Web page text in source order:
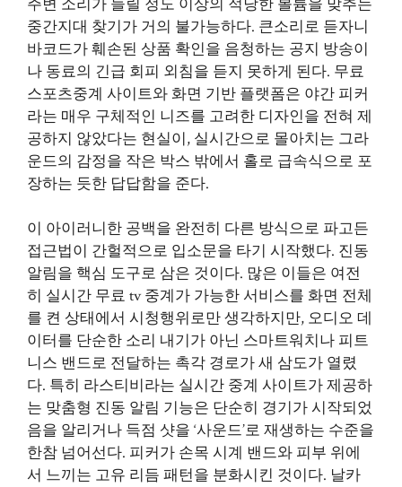
주변 소리가 들릴 정도 이상의 적당한 볼륨을 맞추는
중간지대 찾기가 거의 불가능하다. 큰소리로 듣자니
바코드가 훼손된 상품 확인을 음청하는 공지 방송이
나 동료의 긴급 회피 외침을 듣지 못하게 된다. 무료
스포츠중계 사이트와 화면 기반 플랫폼은 야간 피커
라는 매우 구체적인 니즈를 고려한 디자인을 전혀 제
공하지 않았다는 현실이, 실시간으로 몰아치는 그라
운드의 감정을 작은 박스 밖에서 홀로 급속식으로 포
장하는 듯한 답답함을 준다.
이 아이러니한 공백을 완전히 다른 방식으로 파고든
접근법이 간헐적으로 입소문을 타기 시작했다. 진동
알림을 핵심 도구로 삼은 것이다. 많은 이들은 여전
히 실시간 무료 tv 중계가 가능한 서비스를 화면 전체
를 켠 상태에서 시청행위로만 생각하지만, 오디오 데
이터를 단순한 소리 내기가 아닌 스마트워치나 피트
니스 밴드로 전달하는 촉각 경로가 새 삼도가 열렸
다. 특히 라스티비라는 실시간 중계 사이트가 제공하
는 맞춤형 진동 알림 기능은 단순히 경기가 시작되었
음을 알리거나 득점 샷을 ‘사운드’로 재생하는 수준을
한참 넘어선다. 피커가 손목 시계 밴드와 피부 위에
서 느끼는 고유 리듬 패턴을 분화시킨 것이다. 날카